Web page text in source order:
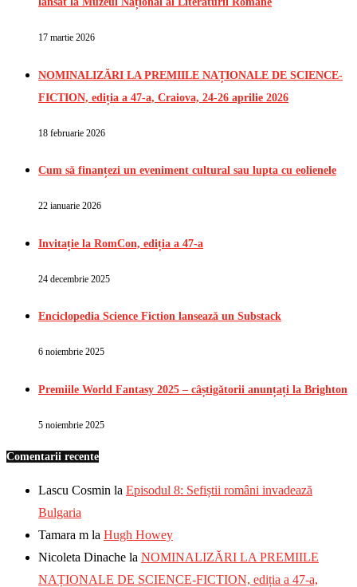
17 martie 2026
NOMINALIZĂRI LA PREMIILE NAȚIONALE DE SCIENCE-
FICTION, ediția a 47-a, Craiova, 24-26 aprilie 2026
18 februarie 2026
Cum să finanțezi un eveniment cultural sau lupta cu eolienele
22 ianuarie 2026
Invitație la RomCon, ediția a 47-a
24 decembrie 2025
Enciclopedia Science Fiction lansează un Substack
6 noiembrie 2025
Premiile World Fantasy 2025 – câștigătorii anunțați la Brighton
5 noiembrie 2025
Comentarii recente
Lascu Cosmin la Episodul 8: Sefiștii români invadează
Bulgaria
Tamara m la Hugh Howey
Nicoleta Dinache la NOMINALIZĂRI LA PREMIILE
NAȚIONALE DE SCIENCE-FICTION, ediția a 47-a,